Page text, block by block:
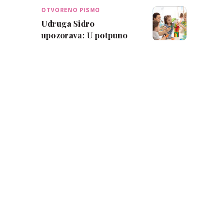
OTVORENO PISMO
Udruga Sidro
upozorava: U potpuno